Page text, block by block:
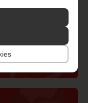
Ecuatorial